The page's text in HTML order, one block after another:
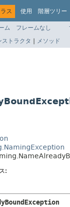
ス 使用 階層ツリー
ム フレームなし
ストラクタ | メソッド
: